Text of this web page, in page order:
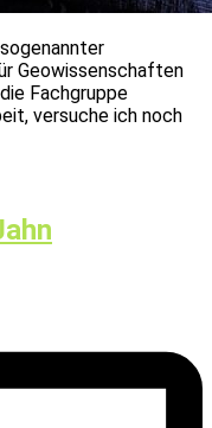
Geowissenschaften
Fachgruppe
versuche ich noch